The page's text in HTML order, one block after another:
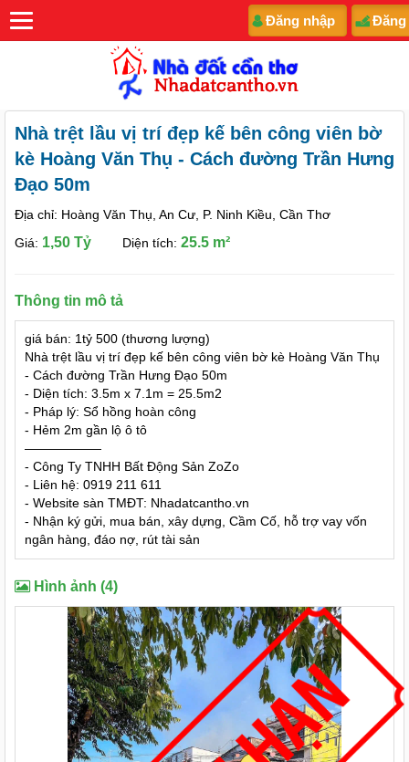
Đăng nhập Đăng
Nhà trệt lầu vị trí đẹp kế bên công viên bờ
kè Hoàng Văn Thụ - Cách đường Trần Hưng
Đạo 50m
Địa chỉ: Hoàng Văn Thụ, An Cư, P. Ninh Kiều, Cần Thơ
Giá: 1,50 Tỷ Diện tích: 25.5 m²
Thông tin mô tả
giá bán: 1tỷ 500 (thương lượng)
Nhà trệt lầu vị trí đẹp kế bên công viên bờ kè Hoàng Văn Thụ
- Cách đường Trần Hưng Đạo 50m
- Diện tích: 3.5m x 7.1m = 25.5m2
- Pháp lý: Sổ hồng hoàn công
- Hẻm 2m gần lộ ô tô
——————
- Công Ty TNHH Bất Động Sản ZoZo
- Liên hệ: 0919 211 611
- Website sàn TMĐT: Nhadatcantho.vn
- Nhận ký gửi, mua bán, xây dựng, Cầm Cố, hỗ trợ vay vốn
ngân hàng, đáo nợ, rút tài sản
Hình ảnh (4)